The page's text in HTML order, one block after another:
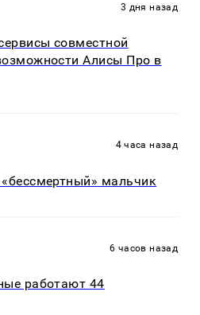
3 дня назад
совместной
Алисы Про в
4 часа назад
мальчик
6 часов назад
работают 44